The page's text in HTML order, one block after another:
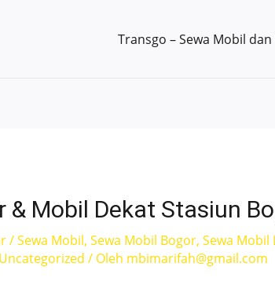
Transgo – Sewa Mobil
& Mobil Dekat Stasiun
/Sewa Mobil, Sewa Mobil Bogor, Sewa Mobil
Uncategorized / Oleh mbimarifah@gmail.com